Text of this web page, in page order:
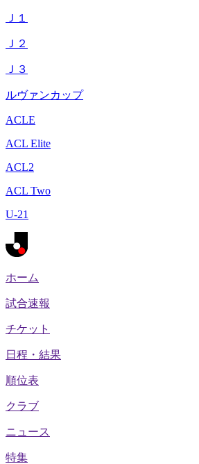
Ｊ１
Ｊ２
Ｊ３
ルヴァンカップ
ACLE
ACL Elite
ACL2
ACL Two
U-21
ホーム
試合速報
チケット
日程・結果
順位表
クラブ
ニュース
特集